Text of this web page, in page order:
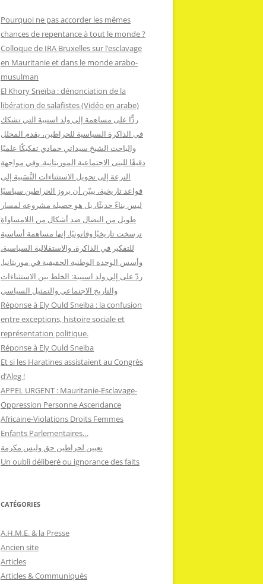
r
h
:
Pourquoi ne pas accorder les mêmes
chances de repentance à tout le monde ?
Colloque de IRA Bruxelles sur l’esclavage
en Mauritanie et dans le monde arabo-
musulman
El Khory Sneïba : dénonciation de la
libération de salafistes (Vidéo en arabe)
ردًّا على مساهمة إلي ولد اسنيبة التي تشكك
في الذاكرة السياسية للحراطين، يقدم المحلل
والباحث الشيخ سيداتي حمادي تفكيكًا علميًا
دقيقًا للبنى الاجتماعية الموريتانية. وفي مواجهة
النزعة إلى تحويل الاستثناءات النَّسَبية إلى
قواعد تاريخية، يبيّن أن بروز الحراطين سياسيًا
ليس بناءً حديثًا، بل هو حصيلة مشروعة لمسار
طويل من النضال ضد أشكال من اللامساواة
ترسخت تاريخيًا وقانونيًا. إنها مساهمة أساسية
للتفكير في الذاكرة، والاستقلالية السياسية،
وأسس الوحدة الوطنية الحقيقية في موريتانيا.
ردّ على إلي ولد اسنيبة: الخلط بين الاستثناءات
والتاريخ الاجتماعي والتمثيل السياسي
Réponse à Ely Ould Sneiba : la confusion
entre exceptions, histoire sociale et
représentation politique.
Réponse à Ely Ould Sneiba
Et si les Haratines assistaient au Congrès
d’Aleg !
APPEL URGENT : Mauritanie-Esclavage-
Oppression Personne Ascendance
Africaine-Violations Droits Femmes
Enfants Parlementaires…
تعيين لحراطين حق وليس مكرمة
Un oubli déliberé ou ignorance des faits
CATÉGORIES
A.H.M.E. & la Presse
Ancien site
Articles
Articles & Communiqués